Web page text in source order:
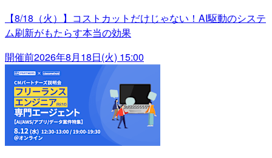
【8/18（火）】コストカットだけじゃない！AI駆動のシステ
ム刷新がもたらす本当の効果
開催前2026年8月18日(火) 15:00